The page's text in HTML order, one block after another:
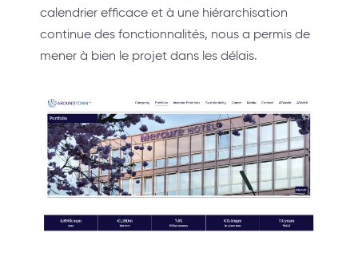
calendrier efficace et à une hiérarchisation
continue des fonctionnalités, nous a permis de
mener à bien le projet dans les délais.